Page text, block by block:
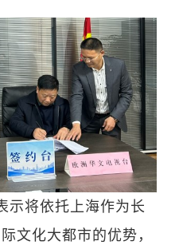
示将依托上海作为长
文化大都市的优势，